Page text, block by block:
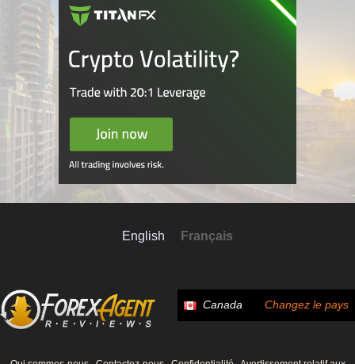
English Français
Canada Changez le pays